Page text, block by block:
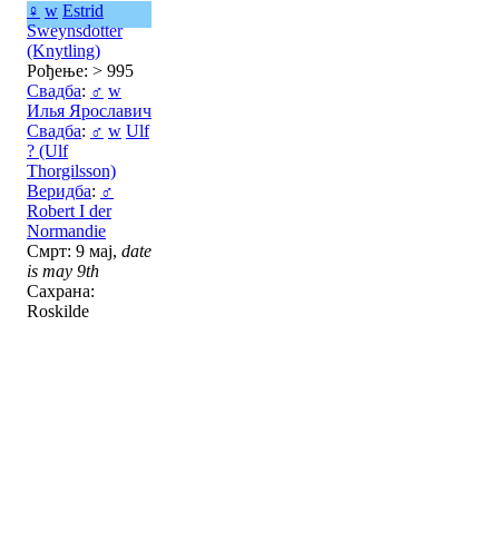
♀ w Estrid
Sweynsdotter
(Knytling)
Рођење: > 995
Свадба: ♂ w
Илья Ярославич
Свадба: ♂ w Ulf
? (Ulf
Thorgilsson)
Веридба: ♂
Robert I der
Normandie
Смрт: 9 мај, date
is may 9th
Сахрана:
Roskilde